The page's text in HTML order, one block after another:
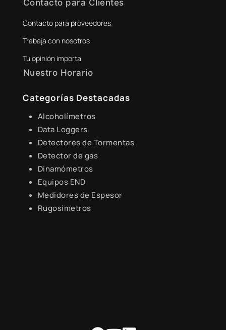
Contacto para Clientes
+51 941 525 454
digital@zamtsu.com
Contacto para proveedores
Trabaja con nosotros
Tu opinión importa
Nuestro Horario
Lunes a Viernes de 8:30 a.m. - 6:00 p.m.
Categorías Destacadas
Alcoholímetros
Data Loggers
Detectores de Tormentas
Detector de gas
Dinamómetros
Equipos END
Medidores de Espesor
Rugosímetros